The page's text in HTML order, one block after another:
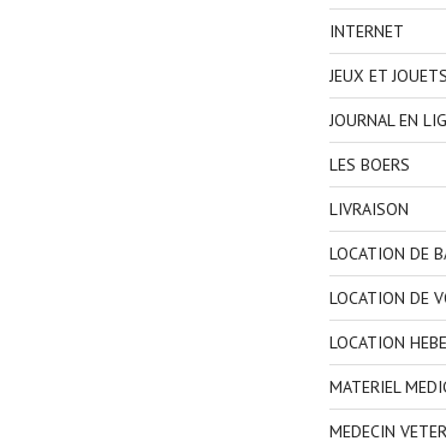
INTERNET
JEUX ET JOUETS
JOURNAL EN
LES BOERS
LIVRAISON
LOCATION DE
LOCATION DE
LOCATION
MATERIEL
MEDECIN